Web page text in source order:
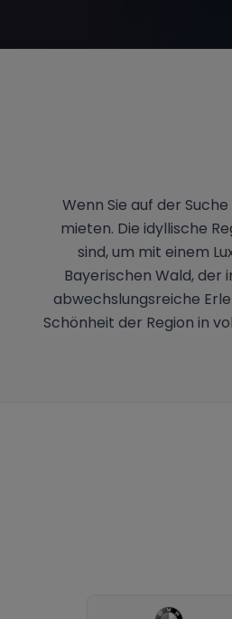
Wenn Sie auf der
mieten. Die idyllische
sind, um mit einem
Bayerischen Wald, der
abwechslungsreiche
Schönheit der Region in